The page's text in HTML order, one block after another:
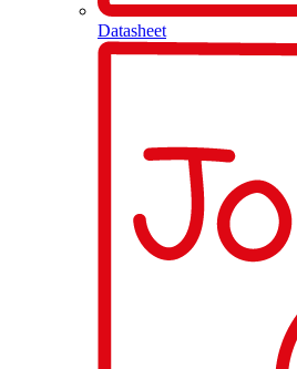
Datasheet